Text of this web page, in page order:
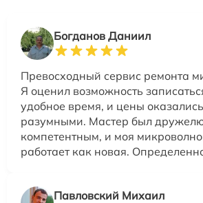
Богданов Даниил
Превосходный сервис ремонта
Я оценил возможность
удобное время, и цены
разумными. Мастер был
компетентным, и моя
работает как новая.
Павловский Михаил